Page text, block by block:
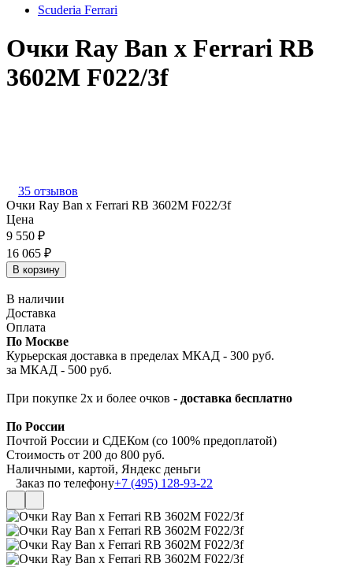
Scuderia Ferrari
Очки Ray Ban x Ferrari RB
3602M F022/3f
35 отзывов
Очки Ray Ban x Ferrari RB 3602M F022/3f
Цена
9 550 ₽
16 065 ₽
В корзину
В наличии
Доставка
Оплата
По Москве
Курьерская доставка в пределах МКАД - 300 руб.
за МКАД - 500 руб.
При покупке 2х и более очков - доставка бесплатно
По России
Почтой России и СДЕКом (со 100% предоплатой)
Стоимость от 200 до 800 руб.
Наличными, картой, Яндекс деньги
Заказ по телефону+7 (495) 128-93-22